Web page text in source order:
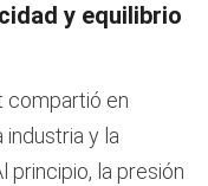
y equilibrio
compartió en
industria y la
principio, la presión